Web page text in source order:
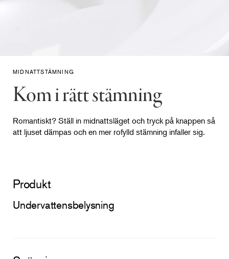
MIDNATTSTÄMNING
Kom i rätt stämning
Romantiskt? Ställ in midnattsläget och tryck på knappen så
att ljuset dämpas och en mer rofylld stämning infaller sig.
Produkt
Undervattensbelysning